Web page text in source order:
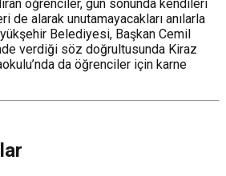
öğrenciler, gün sonunda kendileri
de alarak unutamayacakları anılarla
Belediyesi, Başkan Cemil
verdiği söz doğrultusunda Kiraz
da öğrenciler için karne